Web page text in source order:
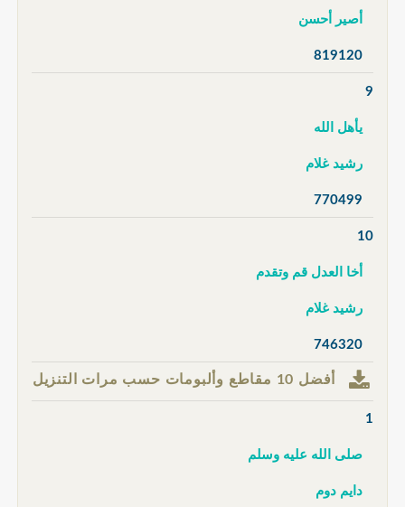
أصير أحسن
819120
9
يأهل الله
رشيد غلام
770499
10
أخا العدل قم وتقدم
رشيد غلام
746320
أفضل 10 مقاطع وألبومات حسب مرات التنزيل
1
صلى الله عليه وسلم
دايم دوم